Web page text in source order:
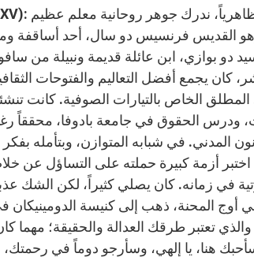
دو بوازي، ابن عائلة قديمة ونبيلة من
يجمع أفضل التعاليم والفتوحات
المطلق الخاص بالتيارات الصوفية. كانت
ودرس الحقوق في جامعة بادوفا، محققاً
اختبر أزمة كبيرة حملته على التساؤل عن
في زمانه. كان يصلي كثيراً، لكن الشك
أوج المحنة، ذهب إلى كنيسة
تعتبر طرقك العدالة والحقيقة؛ مهما
هنا، يا إلهي، وسأرجو دوماً في